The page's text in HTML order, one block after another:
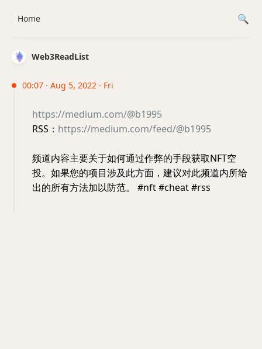
Web3ReadList
00:07 · Aug 5, 2022 · Fri
https://medium.com/@b1995
RSS： https://medium.com/feed/@b1995
频道内容主要关于如何通过作弊的手段获取NFT空
投。如果您的项目涉及此方面，建议对此频道内所给
出的所有方法加以防范。 #nft #cheat #rss
Home